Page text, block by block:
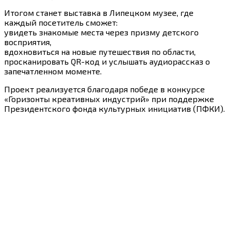
Итогом станет выставка в Липецком музее, где
каждый посетитель сможет:
увидеть знакомые места через призму детского
восприятия,
вдохновиться на новые путешествия по области,
просканировать QR-код и услышать аудиорассказ о
запечатленном моменте.
Проект реализуется благодаря победе в конкурсе
«Горизонты креативных индустрий» при поддержке
Президентского фонда культурных инициатив (ПФКИ).